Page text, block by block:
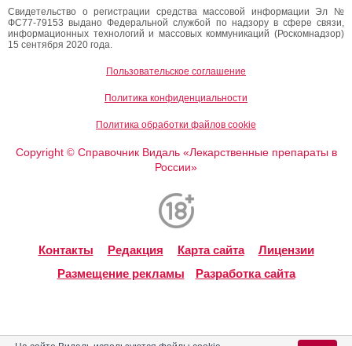
Свидетельство о регистрации средства массовой информации Эл №
ФС77-79153 выдано Федеральной службой по надзору в сфере связи,
информационных технологий и массовых коммуникаций (Роскомнадзор)
15 сентября 2020 года.
Пользовательское соглашение
Политика конфиденциальности
Политика обработки файлов cookie
Copyright ©Справочник Видаль «Лекарственные препараты в
России»
Контакты Редакция Карта сайта
Лицензии
Размещение рекламы
Разработка сайта